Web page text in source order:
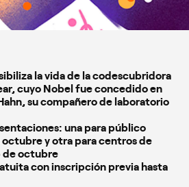
la vida de la codescubridora
cuyo Nobel fue concedido en
su compañero de laboratorio
una para público
y otra para centros de
de octubre
con inscripción previa hasta